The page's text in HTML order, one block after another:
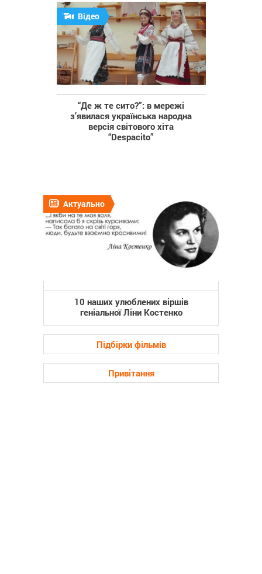
Відео
“Де ж те сито?”: в мережі
з’явилася українська народна
версія світового хіта
“Despacito”
Актуально
10 наших улюблених віршів
геніальної Ліни Костенко
Підбірки фільмів
Привітання